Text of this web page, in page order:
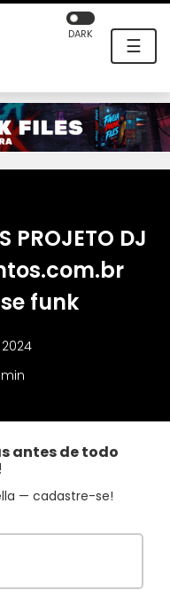
☰
DARK
PROJETO DJ
funk
min
antes de todo
— cadastre-se!